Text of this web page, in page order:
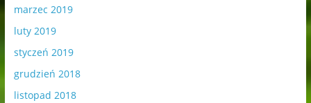
marzec 2019
luty 2019
styczeń 2019
grudzień 2018
listopad 2018